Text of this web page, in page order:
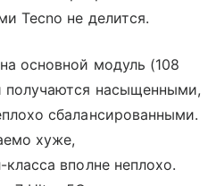
Tecno не делится.
основной модуль (108
насыщенными,
сбалансированными.
хуже,
вполне неплохо.